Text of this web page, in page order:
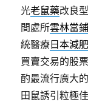
光老鼠藥改良
間處所雲林當鋪
統醫療 日本減
買賣交易的股
酌最流行廣大
田鼠誘引粒極